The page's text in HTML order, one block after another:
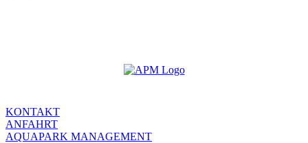
KONTAKT
ANFAHRT
AQUAPARK MANAGEMENT